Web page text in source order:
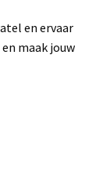
en ervaar
maak jouw